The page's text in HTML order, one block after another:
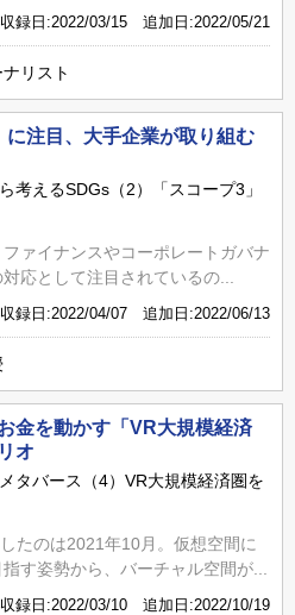
収録日:2022/03/15 追加日:2022/05/21
リスト
に注目、大手企業が取り組む
考えるSDGs（2）「スコープ3」
ァイナンスやコーポレートガバナ
応として注目されているの...
収録日:2022/04/07 追加日:2022/06/13
金を動かす「VR大規模経済
オ
タバース（4）VR大規模経済圏を
たのは2021年10月。仮想空間に
す姿勢から、バーチャル空間が...
収録日:2022/03/10 追加日:2022/10/19